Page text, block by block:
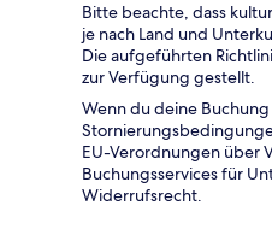
Bitte beachte, dass
je nach Land und
Die aufgeführten
zur Verfügung gestellt.
Wenn du deine
EU-Verordnungen über
Buchungsservices für
Widerrufsrecht.